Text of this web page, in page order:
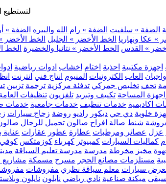
لتستطيع
الضفة » سلفيت الضفة » رام الله والبيره الضفة »
» عكا ونهاريا الخط الأخضر » الجليل الخط الأخضر
» القدس الخط الأخضر » نتانيا والخضيرة الخط
اجهزة مكتبية احذية اختام اخشاب ادوات رياضية
واجبان العاب الكترونيات المنيوم انتاج فني انترنت
تحف تخليص جمركي تدفئة مركزية ترجمة تزيين
المساحة تكييف وتبريد تلفزيون تنظيفات
اكاديمية خدمات تنظيف خدمات جامعية خدمات
خلوية دي جي ديكور راديو روضة زجاج سيارات
شنط صالة افراح صالون تجميل للرجال
عزل عصائر ومرطبات عطارة عطور عقارات عناية
كماليات السيارات كمبيوتر كهرباء كوزمتكس
مخبز مخرطة مدرسة مدرسة تعليم السياقة
مستلزمات مصانع الحجر مسرح مسمكة مشاريع
سيارات معلم سياقة نظري مفروشات
ميكنة صناعية نادي رياضي نايلون نايلون